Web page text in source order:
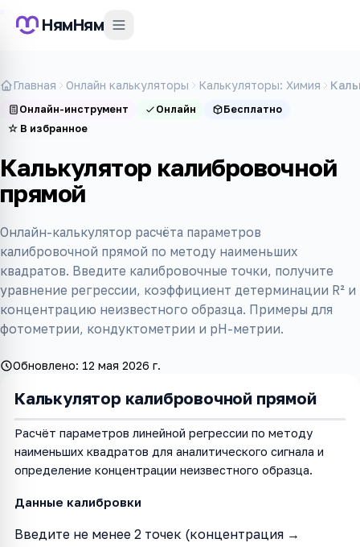
НямНям
Главная Онлайн калькуляторы Калькуляторы: Химия
Онлайн-инструмент Онлайн
Бесплатно
☆ В избранное
Калькулятор калибровочной
прямой
Онлайн-калькулятор расчёта параметров
калибровочной прямой по методу наименьших
квадратов. Введите калибровочные точки, получите
уравнение регрессии, коэффициент детерминации R² и
концентрацию неизвестного образца. Примеры для
фотометрии, кондуктометрии и pH-метрии.
Обновлено: 12 мая 2026 г.
Калькулятор калибровочной прямой
Расчёт параметров линейной регрессии по методу
наименьших квадратов для аналитического сигнала и
определение концентрации неизвестного образца.
Данные калибровки
Введите не менее 2 точек (концентрация →